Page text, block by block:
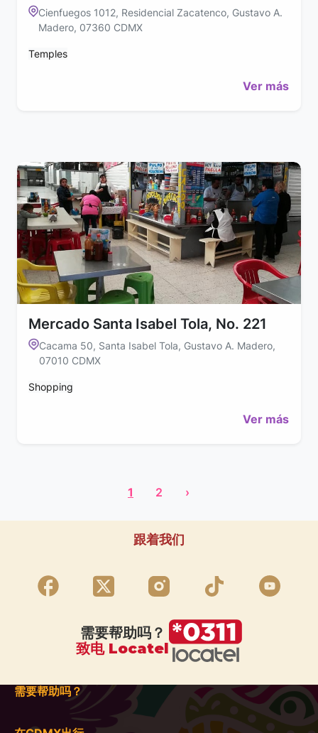
Cienfuegos 1012, Residencial Zacatenco, Gustavo A.
Madero, 07360 CDMX
Temples
Ver más
Mercado Santa Isabel Tola, No. 221
Cacama 50, Santa Isabel Tola, Gustavo A. Madero,
07010 CDMX
Shopping
Ver más
1 2 ›
跟着我们
需要帮助吗？
致电 Locatel
需要帮助吗？